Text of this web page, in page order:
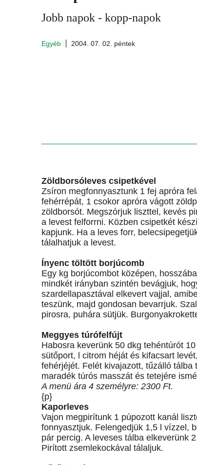
Jobb napok - kopp-napok
Egyéb 2004. 07. 02. péntek
Zöldborsóleves csipetkével
Zsíron megfonnyasztunk 1 fej apróra
fehérrépát, 1 csokor apróra vágott
zöldborsót. Megszórjuk liszttel, kevés
a levest felforrni. Közben csipetkét
kapjunk. Ha a leves forr,
tálalhatjuk a levest.
Ínyenc töltött borjúcomb
Egy kg borjúcombot középen,
mindkét irányban szintén bevágjuk,
szardellapasztával elkevert vajjal,
teszünk, majd gondosan bevarrjuk.
pirosra, puhára sütjük.
Meggyes túrófelfújt
Habosra keverünk 50 dkg tehéntúrót
sütőport, l citrom héját és kifacsart
fehérjéjét. Felét kivajazott, tűzálló
maradék túrós masszát és tetejére
A menü ára 4 személyre: 2300 Ft.
{p}
Kaporleves
Vajon megpirítunk 1 púpozott kanál
fonnyasztjuk. Felengedjük 1,5 l vízzel,
pár percig. A leveses tálba elkeverünk
Pirított zsemlekockával tálaljuk.